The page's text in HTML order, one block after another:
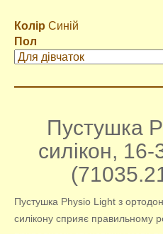
Колір Синій
Пол
Пустушка
силікон,
Пустушка Physio Light з
силікону сприяє правильному